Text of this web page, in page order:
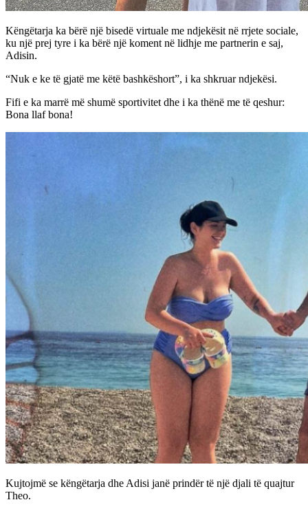
Këngëtarja ka bërë një bisedë virtuale me ndjekësit në rrjete sociale,
ku një prej tyre i ka bërë një koment në lidhje me partnerin e saj,
Adisin.
“Nuk e ke të gjatë me këtë bashkëshort”, i ka shkruar ndjekësi.
Fifi e ka marrë më shumë sportivitet dhe i ka thënë me të qeshur:
Bona llaf bona!
Kujtojmë se këngëtarja dhe Adisi janë prindër të një djali të quajtur
Theo.